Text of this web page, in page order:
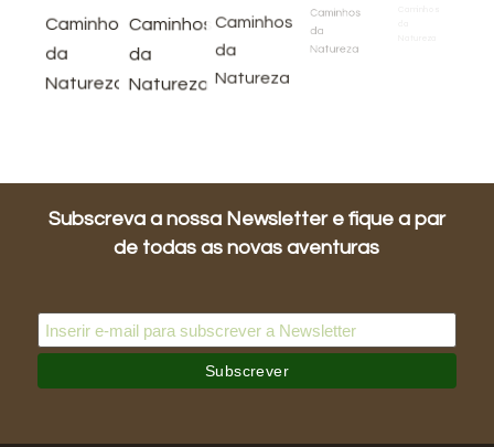
Subscreva a nossa Newsletter e fique a par
de todas as novas aventuras